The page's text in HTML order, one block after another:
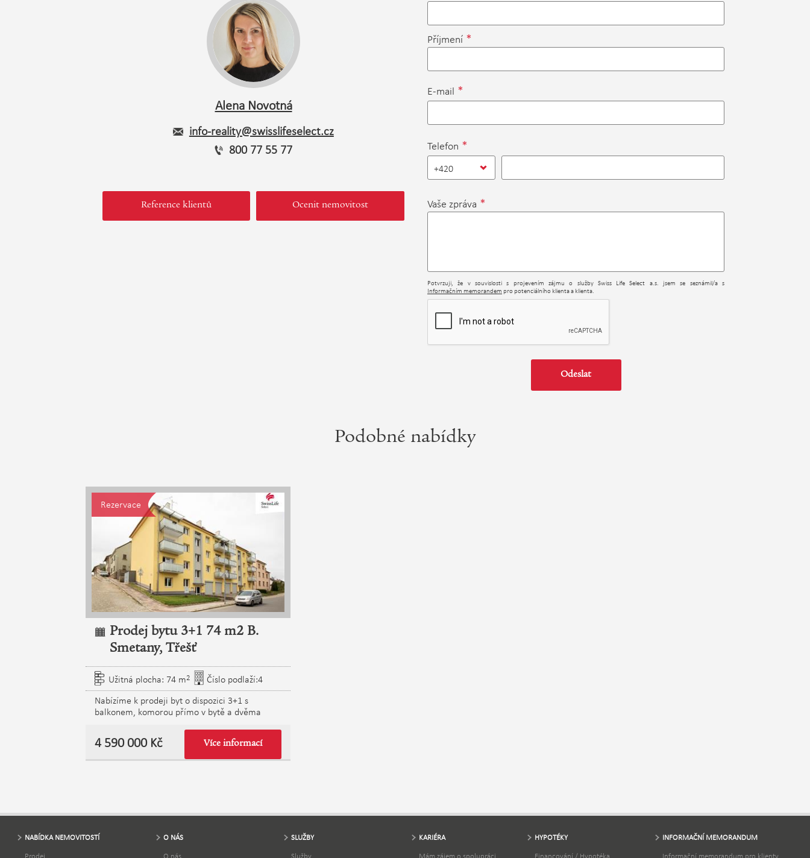
Alena Novotná
info-reality@swisslifeselect.cz
800 77 55 77
Reference klientů Ocenit nemovitost
Příjmení *
E-mail *
Telefon *
+420
Vaše zpráva *
Potvrzuji, že v souvislosti s projevením zájmu o služby Swiss Life Select a.s. jsem se seznámil/a s
Informačním memorandem pro potenciálního klienta a klienta.
Podobné nabídky
Rezervace
Prodej bytu 3+1 74 m2 B.
Smetany, Třešť
Užitná plocha: 74 m2
Číslo podlaží:4
Nabízíme k prodeji byt o dispozici 3+1 s
balkonem, komorou přímo v bytě a dvěma
revitalizovaného bytového domu na ulici B.
Smetany v Třešti. Byt je vhodný pro rodinné
bydlení i jako investice k pronájmu. Dispozice
prostoru pro uskladnění sezónních věcí,
rekonstrukce bytového jádra byla upravena
Více informací
4 590 000 Kč
NABÍDKA NEMOVITOSTÍ
Prodej
O NÁS
O nás
SLUŽBY
Služby
KARIÉRA
Mám zájem o spolupráci
HYPOTÉKY
Financování / Hypotéka
INFORMAČNÍ MEMORANDUM
Informační memorandum pro klienty